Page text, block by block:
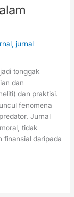
jurnal
tonggak
dan
dan praktisi.
fenomena
Jurnal
tidak
finansial daripada